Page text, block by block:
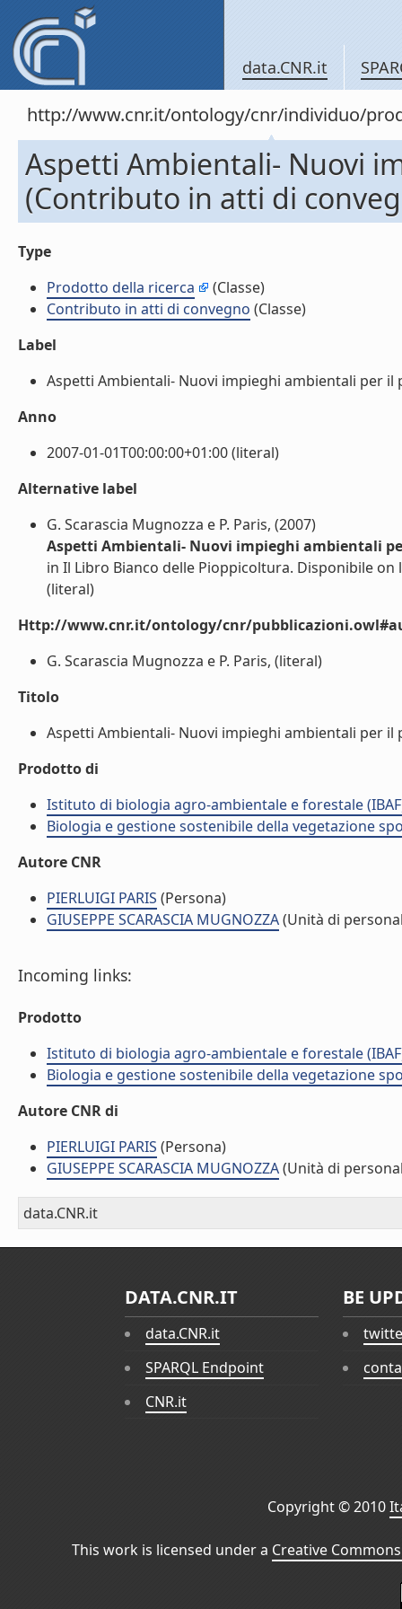
data.CNR.it
http://www.cnr.it/ontology/cnr/individuo/
Aspetti Ambientali- Nuovi
(Contributo in atti di
Type
Prodotto della ricerca
(Classe)
Contributo in atti di convegno (Classe)
Label
Aspetti Ambientali- Nuovi impieghi ambientali per
Anno
2007-01-01T00:00:00+01:00 (literal)
Alternative label
G. Scarascia Mugnozza e P. Paris, (2007)
Aspetti Ambientali- Nuovi impieghi ambientali
in Il Libro Bianco delle Pioppicoltura. Disponibile
(literal)
Http://www.cnr.it/ontology/cnr/
G. Scarascia Mugnozza e P. Paris, (literal)
Titolo
Aspetti Ambientali- Nuovi impieghi ambientali per il
Prodotto di
Istituto di biologia agro-ambientale e forestale
Biologia e gestione sostenibile della vegetazione
Autore CNR
PIERLUIGI PARIS (Persona)
GIUSEPPE SCARASCIA MUGNOZZA(Unità di
Incoming links:
Prodotto
Istituto di biologia agro-ambientale e forestale
Biologia e gestione sostenibile della vegetazione
Autore CNR di
PIERLUIGI PARIS (Persona)
GIUSEPPE SCARASCIA MUGNOZZA(Unità di
data.CNR.it
DATA.CNR.IT
data.CNR.it
SPARQL Endpoint
CNR.it
BE
Copyright © 2010
This work is licensed under a Creative